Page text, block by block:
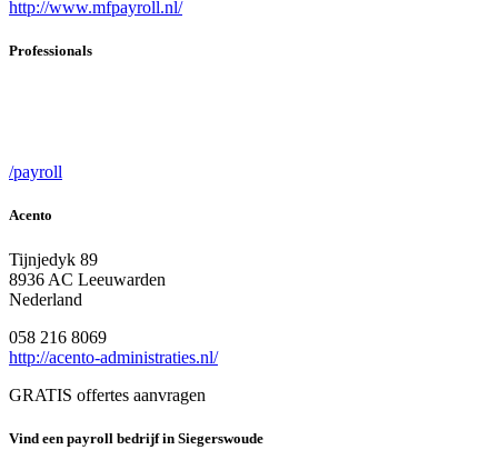
http://www.mfpayroll.nl/
Professionals
/payroll
Acento
Tijnjedyk 89
8936 AC Leeuwarden
Nederland
058 216 8069
http://acento-administraties.nl/
GRATIS offertes aanvragen
Vind een payroll bedrijf in Siegerswoude